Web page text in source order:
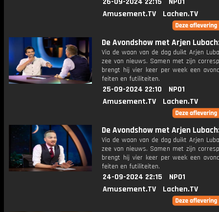
Amusement.TV
Lachen.TV
De Avondshow met Arjen
Via de waan van de dag duikt Arjen
zee van nieuws. Samen met zijn
brengt hij vier keer per week een
feiten en futiliteiten.
25-09-2024 22:10
NPO1
Amusement.TV
Lachen.TV
De Avondshow met Arjen
Via de waan van de dag duikt Arjen
zee van nieuws. Samen met zijn
brengt hij vier keer per week een
feiten en futiliteiten.
24-09-2024 22:15
NPO1
Amusement.TV
Lachen.TV